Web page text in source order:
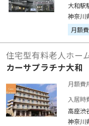
大和駅
神奈川
月額
住宅型有料老人ホー
カーサプラチナ大和
月額費
入居時
高座渋
神奈川